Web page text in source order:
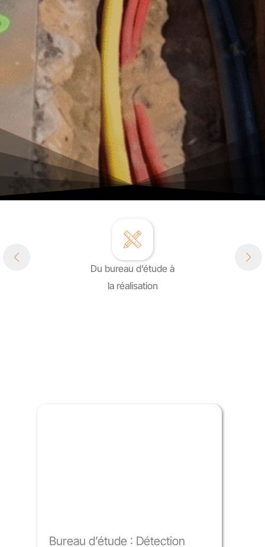
Du bureau d’étude à
la réalisation
DÉCOUVRIR
Bureau d’étude : Détection